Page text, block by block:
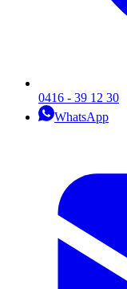
0416 - 39 12 30
WhatsApp